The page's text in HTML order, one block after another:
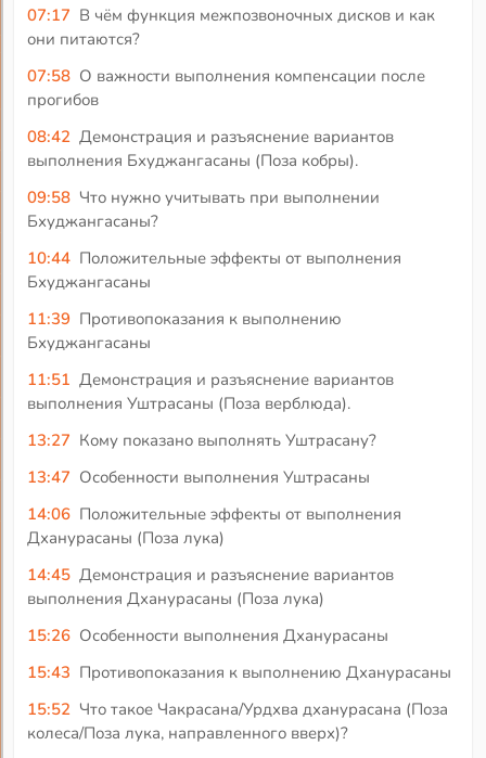
07:17 В чём функция межпозвоночных дисков и как
они питаются?
07:58 О важности выполнения компенсации после
прогибов
08:42 Демонстрация и разъяснение вариантов
выполнения Бхуджангасаны (Поза кобры).
09:58 Что нужно учитывать при выполнении
Бхуджангасаны?
10:44 Положительные эффекты от выполнения
Бхуджангасаны
11:39 Противопоказания к выполнению
Бхуджангасаны
11:51 Демонстрация и разъяснение вариантов
выполнения Уштрасаны (Поза верблюда).
13:27 Кому показано выполнять Уштрасану?
13:47 Особенности выполнения Уштрасаны
14:06 Положительные эффекты от выполнения
Дханурасаны (Поза лука)
14:45 Демонстрация и разъяснение вариантов
выполнения Дханурасаны (Поза лука)
15:26 Особенности выполнения Дханурасаны
15:43 Противопоказания к выполнению Дханурасаны
15:52 Что такое Чакрасана/Урдхва дханурасана (Поза
колеса/Поза лука, направленного вверх)?